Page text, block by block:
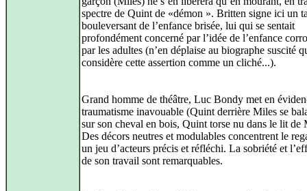
spectre de Quint de «démon ». Britten signe ici un
bouleversant de l’enfance brisée, lui qui se sentait
profondément concerné par l’idée de l’enfance
par les adultes (n’en déplaise au biographe suscité
considère cette assertion comme un cliché...).
Grand homme de théâtre, Luc Bondy met en
traumatisme inavouable (Quint derrière Miles se
sur son cheval en bois, Quint torse nu dans le lit de
Des décors neutres et modulables concentrent le
un jeu d’acteurs précis et réfléchi. La sobriété et
de son travail sont remarquables.